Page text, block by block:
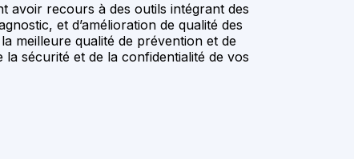
avoir recours à des outils intégrant des
et d’amélioration de qualité des
meilleure qualité de prévention et de
sécurité et de la confidentialité de vos